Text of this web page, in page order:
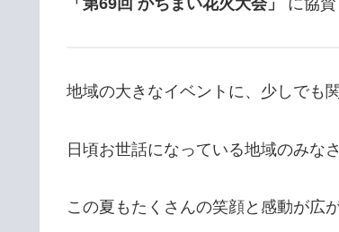
地域の大きなイベントに、少しでも
日頃お世話になっている地域のみな
この夏もたくさんの笑顔と感動が広